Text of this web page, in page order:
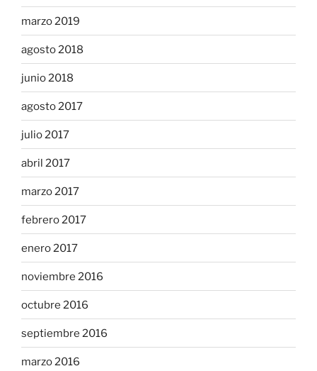
marzo 2019
agosto 2018
junio 2018
agosto 2017
julio 2017
abril 2017
marzo 2017
febrero 2017
enero 2017
noviembre 2016
octubre 2016
septiembre 2016
marzo 2016